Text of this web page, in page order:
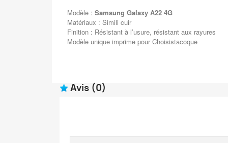
Modèle : Samsung Galaxy A22 4G
Matériaux : Simili cuir
Finition : Résistant à l’usure, résistant aux rayures
Modèle unique imprime pour Choisistacoque
Avis (0)